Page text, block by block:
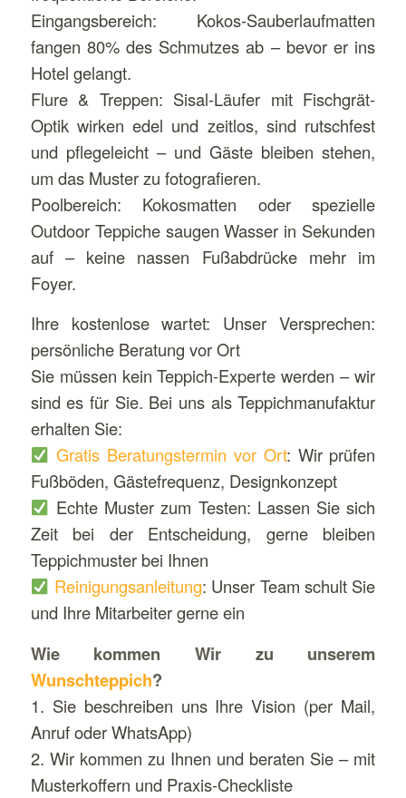
Eingangsbereich: Kokos-Sauberlaufmatten
fangen 80% des Schmutzes ab – bevor er ins
Hotel gelangt.
Flure & Treppen: Sisal-Läufer mit Fischgrät-
Optik wirken edel und zeitlos, sind rutschfest
und pflegeleicht – und Gäste bleiben stehen,
um das Muster zu fotografieren.
Poolbereich: Kokosmatten oder spezielle
Outdoor Teppiche saugen Wasser in Sekunden
auf – keine nassen Fußabdrücke mehr im
Foyer.
Ihre kostenlose wartet: Unser Versprechen:
persönliche Beratung vor Ort
Sie müssen kein Teppich-Experte werden – wir
sind es für Sie. Bei uns als Teppichmanufaktur
erhalten Sie:
Gratis Beratungstermin vor Ort: Wir prüfen
Fußböden, Gästefrequenz, Designkonzept
Echte Muster zum Testen: Lassen Sie sich
Zeit bei der Entscheidung, gerne bleiben
Teppichmuster bei Ihnen
Reinigungsanleitung: Unser Team schult Sie
und Ihre Mitarbeiter gerne ein
Wie kommen Wir zu unserem
Wunschteppich?
1. Sie beschreiben uns Ihre Vision (per Mail,
Anruf oder WhatsApp)
2. Wir kommen zu Ihnen und beraten Sie – mit
Musterkoffern und Praxis-Checkliste